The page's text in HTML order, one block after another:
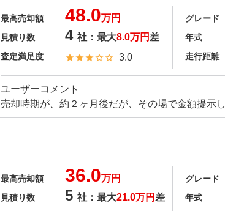
最高売却額 48.0万円
見積り数 4 社：最大8.0万円 差
査定満足度 3.0
グレード
年式
走行距離
ユーザーコメント
売却時期が、約２ヶ月後だが、その場で金額提示
最高売却額 36.0万円
見積り数 5 社：最大21.0万円 差
グレード
年式